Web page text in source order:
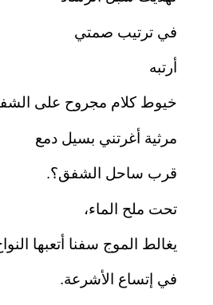
في ترتيب صمتي
أرتبه
خيوط كلام مجروح على
مرثية أغرتني بسيل دمع
قرب ساحل الشفق؟.
تحت ملح الماء،
يغالط الموج سفنا أتعبها
في إتساع الأشرعة.